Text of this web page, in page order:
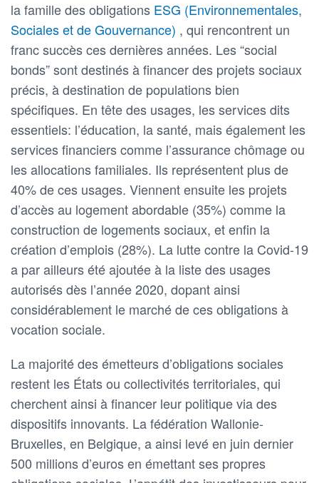
la famille des obligations ESG (Environnementales,
Sociales et de Gouvernance) , qui rencontrent un
franc succès ces dernières années. Les “social
bonds” sont destinés à financer des projets sociaux
précis, à destination de populations bien
spécifiques. En tête des usages, les services dits
essentiels: l’éducation, la santé, mais également les
services financiers comme l’assurance chômage ou
les allocations familiales. Ils représentent plus de
40% de ces usages. Viennent ensuite les projets
d’accès au logement abordable (35%) comme la
construction de logements sociaux, et enfin la
création d’emplois (28%). La lutte contre la Covid-19
a par ailleurs été ajoutée à la liste des usages
autorisés dès l’année 2020, dopant ainsi
considérablement le marché de ces obligations à
vocation sociale.
La majorité des émetteurs d’obligations sociales
restent les États ou collectivités territoriales, qui
cherchent ainsi à financer leur politique via des
dispositifs innovants. La fédération Wallonie-
Bruxelles, en Belgique, a ainsi levé en juin dernier
500 millions d’euros en émettant ses propres